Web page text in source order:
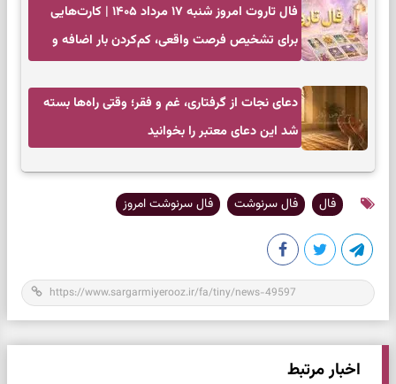
فال تاروت امروز شنبه ۱۷ مرداد ۱۴۰۵ | کارت‌هایی
برای تشخیص فرصت واقعی، کم‌کردن بار اضافه و
دعای نجات از گرفتاری، غم و فقر؛ وقتی راه‌ها بسته
شد این دعای معتبر را بخوانید
فال فال سرنوشت فال سرنوشت امروز
اخبار مرتبط